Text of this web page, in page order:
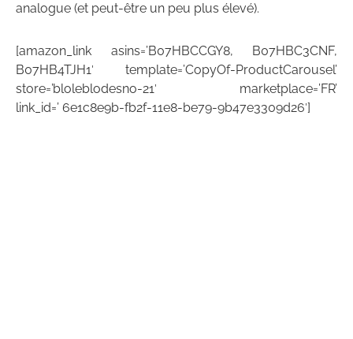
analogue (et peut-être un peu plus élevé).
[amazon_link asins=’B07HBCCGY8, B07HBC3CNF,
B07HB4TJH1′ template=’CopyOf-ProductCarousel’
store=’bloleblodesno-21′ marketplace=’FR’
link_id=’ 6e1c8e9b-fb2f-11e8-be79-9b47e3309d26′]